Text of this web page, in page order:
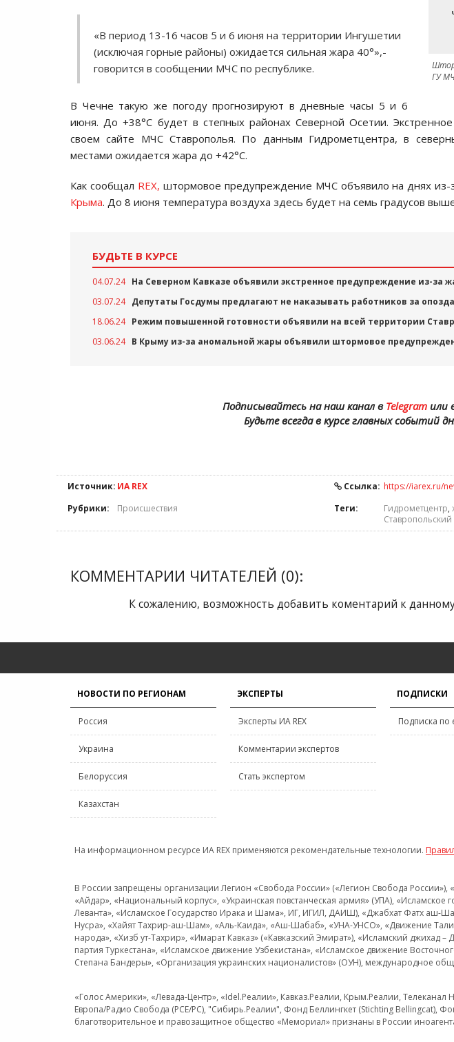
ГУ
«В период 13-16 часов 5 и 6 июня на территории Ингушетии
(исключая горные районы) ожидается сильная жара 40°»,-
говорится в сообщении МЧС по республике.
В Чечне такую же погоду прогнозируют в дневные часы 5 и 6
июня. До +38°С будет в степных районах Северной Осетии.
своем сайте МЧС Ставрополья. По данным Гидрометцентра, в
местами ожидается жара до +42°С.
Как сообщал REX, штормовое предупреждение МЧС объявило на днях
Крыма. До 8 июня температура воздуха здесь будет на семь градусов
БУДЬТЕ В КУРСЕ
04.07.24 На Северном Кавказе объявили экстренное предупреждение из-за
03.07.24 Депутаты Госдумы предлагают не наказывать работников за
18.06.24 Режим повышенной готовности объявили на всей территории
03.06.24 В Крыму из-за аномальной жары объявили штормовое
Подписывайтесь на наш канал в Telegramили
Будьте всегда в курсе главных событий
Источник: ИА REX Ссылка: https://iarex.ru/
Рубрики:
Происшествия Теги: Гидрометцентр,
Ставропольский
КОММЕНТАРИИ ЧИТАТЕЛЕЙ (0):
К сожалению, возможность добавить коментарий к
НОВОСТИ ПО РЕГИОНАМ
Россия
Украина
Белоруссия
Казахстан
ЭКСПЕРТЫ
Эксперты ИА REX
Комментарии экспертов
Стать экспертом
ПОДПИСКИ
Подписка по
На информационном ресурсе ИА REX применяются рекомендательные технологии.
В России запрещены организации Легион «Свобода России» («Легион Свобода России»),
«Айдар», «Национальный корпус», «Украинская повстанческая армия» (УПА), «Исламское
Леванта», «Исламское Государство Ирака и Шама», ИГ, ИГИЛ, ДАИШ), «Джабхат Фатх аш-
Нусра», «Хайят Тахрир-аш-Шам», «Аль-Каида», «Аш-Шабаб», «УНА-УНСО», «Движение
народа», «Хизб ут-Тахрир», «Имарат Кавказ» («Кавказский Эмират»), «Исламский
партия Туркестана», «Исламское движение Узбекистана», «Исламское движение
Степана Бандеры», «Организация украинских националистов» (ОУН), международное
«Голос Америки», «Левада-Центр», «Idel.Реалии», Кавказ.Реалии, Крым.Реалии,
Европа/Радио Свобода (PCE/PC), "Сибирь.Реалии", Фонд Беллингкет (Stichting Bellingcat),
благотворительное и правозащитное общество «Мемориал» признаны в России